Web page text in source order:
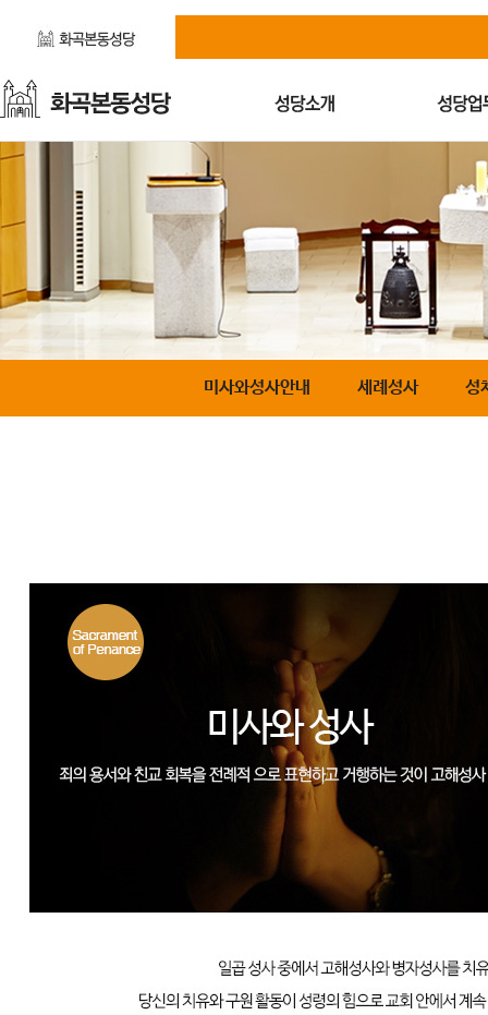
미사와성사안내 세례성사 성